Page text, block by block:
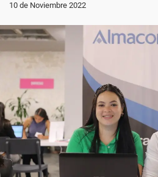
10 de Noviembre 2022